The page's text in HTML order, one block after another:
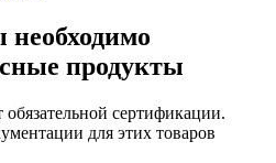
продукты
сертификации.
для этих товаров